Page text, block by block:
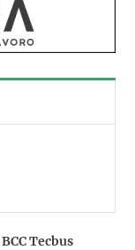
BCC Tecbus